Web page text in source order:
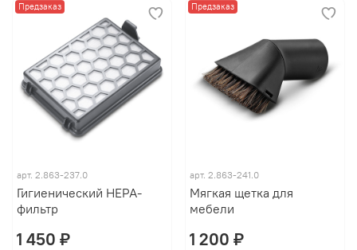
Предзаказ
арт. 2.863-237.0
Гигиенический HEPA-
фильтр
1 450 ₽
Предзаказ
арт. 2.863-241.0
Мягкая щетка для
мебели
1 200 ₽